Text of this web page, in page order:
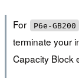
For P6e-GB200
terminate your
Capacity Block